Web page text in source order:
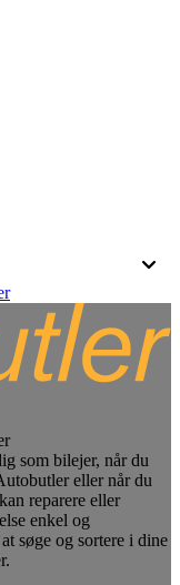
som bilejer, når du
eller når du
reparere eller
enkel og
søge og sortere i dine